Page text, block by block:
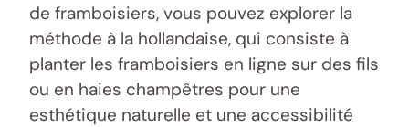
de framboisiers, vous pouvez explorer la
méthode à la hollandaise, qui consiste à
planter les framboisiers en ligne sur des fils
ou en haies champêtres pour une
esthétique naturelle et une accessibilité